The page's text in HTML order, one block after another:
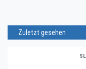
Zuletzt gesehen